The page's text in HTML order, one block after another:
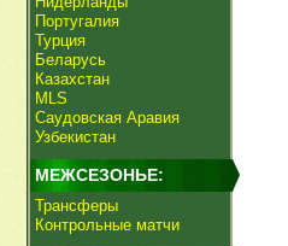
Португалия
Турция
Беларусь
Казахстан
MLS
Саудовская Аравия
Узбекистан
МЕЖСЕЗОНЬЕ:
Трансферы
Контрольные матчи